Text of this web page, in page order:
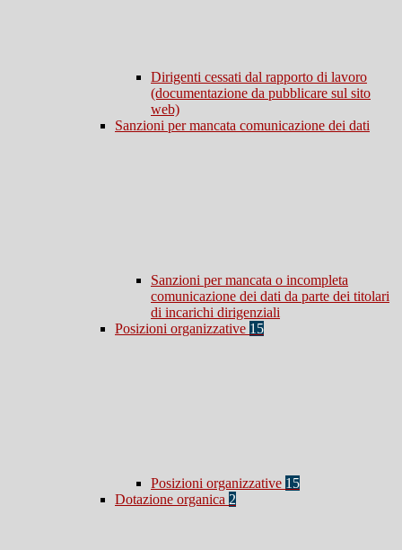
Dirigenti cessati dal rapporto di lavoro
(documentazione da pubblicare sul sito
web)
Sanzioni per mancata comunicazione dei dati
Sanzioni per mancata o incompleta
comunicazione dei dati da parte dei titolari
di incarichi dirigenziali
Posizioni organizzative 15
Posizioni organizzative 15
Dotazione organica 2